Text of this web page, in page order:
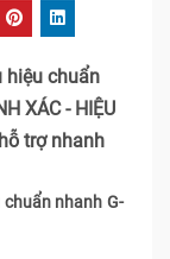
hiệu chuẩn
XÁC - HIỆU
trợ nhanh
chuẩn nhanh G-